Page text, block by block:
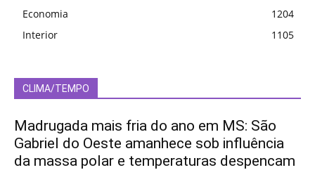
Economia
1204
Interior
1105
CLIMA/TEMPO
Madrugada mais fria do ano em MS: São
Gabriel do Oeste amanhece sob influência
da massa polar e temperaturas despencam